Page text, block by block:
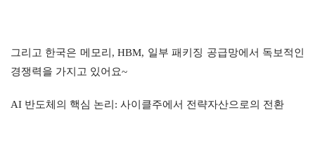
그리고 한국은 메모리, HBM, 일부 패키징 공급망에서 독보적인
경쟁력을 가지고 있어요~
AI 반도체의 핵심 논리: 사이클주에서 전략자산으로의 전환